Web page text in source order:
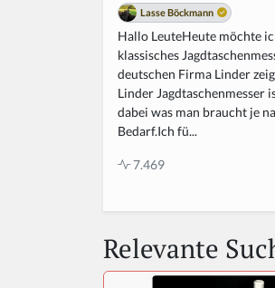
Lasse Böckmann
Hallo LeuteHeute möchte
klassisches
deutschen Firma Linder
Linder Jagdtaschenmesser
dabei was man braucht je
Bedarf.Ich fü...
7.469
Relevante